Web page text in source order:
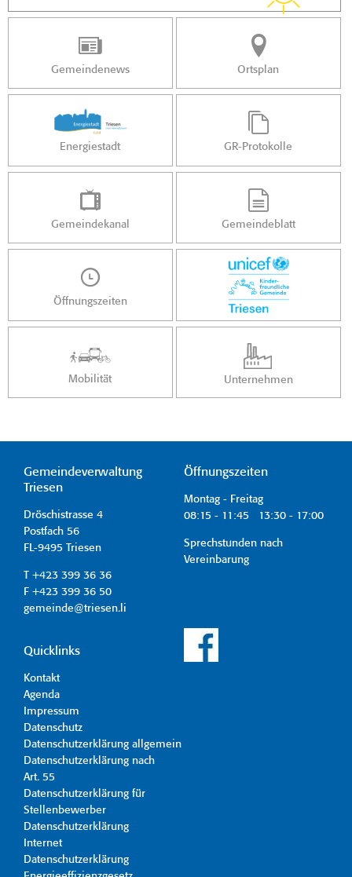
Gemeindenews Ortsplan
Energiestadt GR-Protokolle
Gemeindekanal Gemeindeblatt
Öffnungszeiten
Mobilität Unternehmen
Gemeindeverwaltung
Triesen
Dröschistrasse 4
Postfach 56
FL-9495 Triesen
T +423 399 36 36
F +423 399 36 50
gemeinde@triesen.li
Öffnungszeiten
Montag - Freitag
08:15 - 11:45 13:30 - 17:00
Sprechstunden nach
Vereinbarung
Quicklinks
Kontakt
Agenda
Impressum
Datenschutz
Datenschutzerklärung allgemein
Datenschutzerklärung nach
Art. 55
Datenschutzerklärung für
Stellenbewerber
Datenschutzerklärung
Internet
Datenschutzerklärung